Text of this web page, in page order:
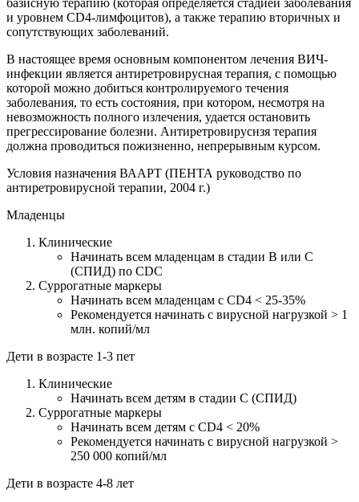
и уровнем СD4-лимфоцитов), а также терапию вторичных и
сопутствующих заболеваний.
В настоящее время основным компонентом лечения ВИЧ-
инфекции является антиретровирусная терапия, с помощью
которой можно добиться контролируемого течения
заболевания, то есть состояния, при котором, несмотря на
невозможность полного излечения, удается остановить
прегрессирование болезни. Антиретровируснзя терапия
должна проводиться пожизненно, непрерывным курсом.
Условия назначения ВААРТ (ПЕНТА руководство по
антиретровирусной терапии, 2004 г.)
Младенцы
Клинические
Начинать всем младенцам в стадии В или С
(СПИД) по CDC
Суррогатные маркеры
Начинать всем младенцам с CD4 < 25-35%
Рекомендуется начинать с вирусной нагрузкой > 1
млн. копий/мл
Дети в возрасте 1-3 пет
Клинические
Начинать всем детям в стадии С (СПИД)
Суррогатные маркеры
Начинать всем детям с CD4 < 20%
Рекомендуется начинать с вирусной нагрузкой >
250 000 копий/мл
Дети в возрасте 4-8 лет